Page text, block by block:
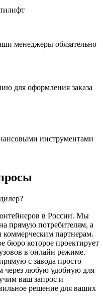
менеджеры обязательно
для оформления заказа
инструментами
в России. Мы
прямую потребителям, а
коммерческим партнерам.
бюро которое проектирует
в онлайн режиме.
с завода просто
через любую удобную для
ваш запрос и
решение для ваших